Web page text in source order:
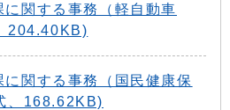
関する事務（軽自動車
204.40KB)
関する事務（国民健康保
、168.62KB)